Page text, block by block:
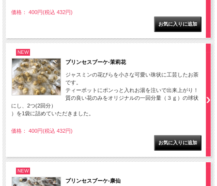
価格： 400円(税込 432円)
NEW
プリンセスブーケ-茉莉花
ジャスミンの花びらを小さな可愛い珠状に工芸したお茶
です。
ティーポットにポンっと入れお湯を注いで出来上がり！
質の良い花のみをオリジナルの一回分量（３ｇ）の球状
にし、2つ(2回分）
）を1袋に詰めていただきました。
価格： 400円(税込 432円)
NEW
プリンセスブーケ-康仙